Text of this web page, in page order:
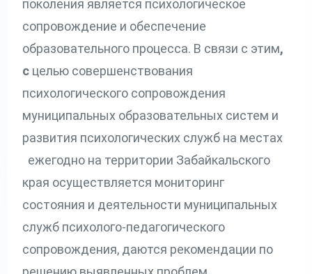
поколения является психологическое
сопровождение и обеспечение
образовательного процесса. В связи с этим,
с целью совершенствования
психологического сопровождения
муниципальных образовательных систем и
развития психологических служб на местах
ежегодно на территории Забайкальского
края осуществляется мониторинг
состояния и деятельности муниципальных
служб психолого-педагогического
сопровождения, даются рекомендации по